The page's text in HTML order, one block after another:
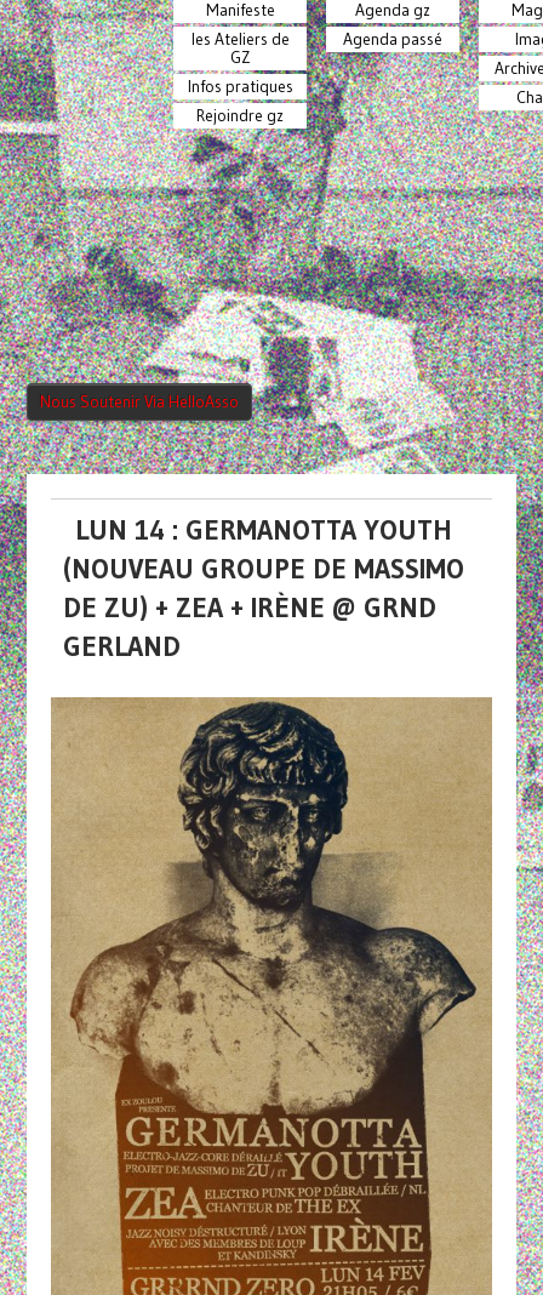
Manifeste
les Ateliers de
GZ
Infos pratiques
Rejoindre gz
Agenda gz
Agenda passé
Nous Soutenir Via HelloAsso
LUN 14 : GERMANOTTA YOUTH
(NOUVEAU GROUPE DE MASSIMO
DE ZU) + ZEA + IRÈNE @ GRND
GERLAND